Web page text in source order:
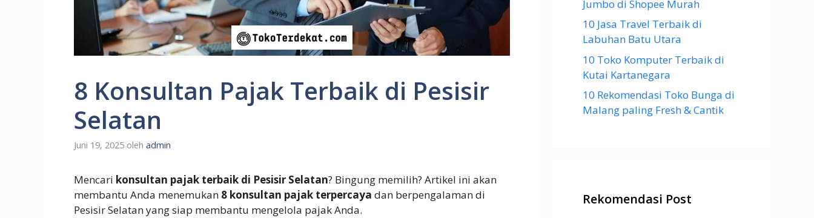
8 Konsultan Pajak Terbaik di Pesisir
Selatan
Juni 19, 2025 oleh admin
Mencari konsultan pajak terbaik di Pesisir Selatan? Bingung memilih? Artikel ini akan
membantu Anda menemukan 8 konsultan pajak terpercaya dan berpengalaman di
Pesisir Selatan yang siap membantu mengelola pajak Anda.
Jumbo di Shopee Murah
10 Jasa Travel Terbaik di
Labuhan Batu Utara
10 Toko Komputer Terbaik di
Kutai Kartanegara
10 Rekomendasi Toko Bunga di
Malang paling Fresh & Cantik
Rekomendasi Post